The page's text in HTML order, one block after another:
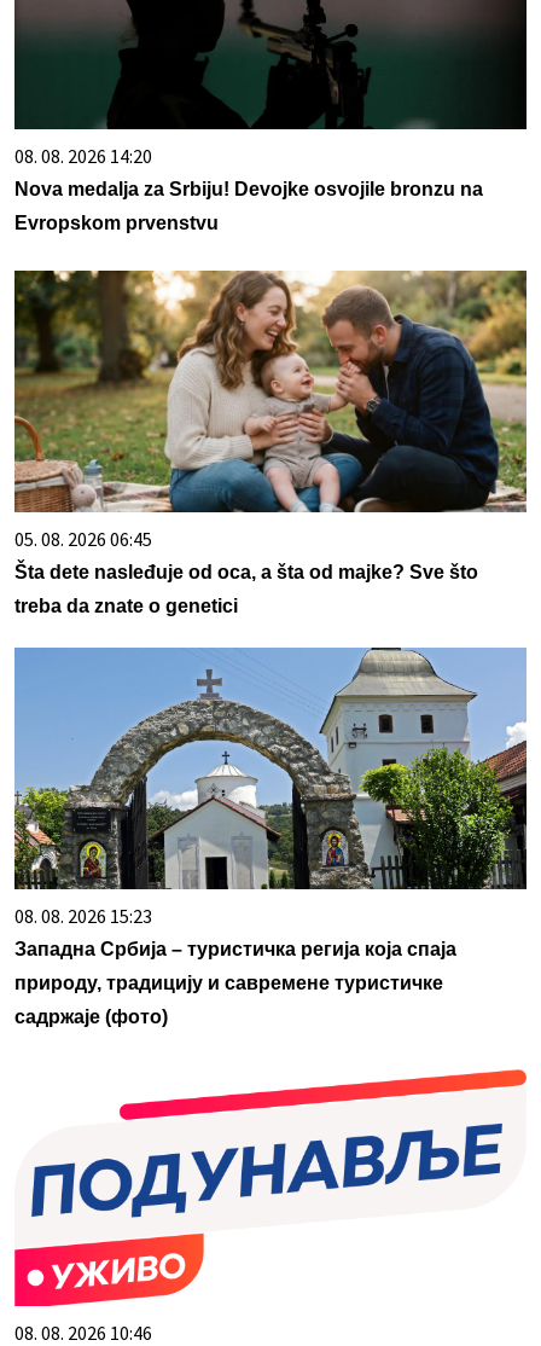
08. 08. 2026 14:20
Nova medalja za Srbiju! Devojke osvojile bronzu na
Evropskom prvenstvu
05. 08. 2026 06:45
Šta dete nasleđuje od oca, a šta od majke? Sve što
treba da znate o genetici
08. 08. 2026 15:23
Западна Србија – туристичка регија која спаја
природу, традицију и савремене туристичке
садржаје (фото)
08. 08. 2026 10:46